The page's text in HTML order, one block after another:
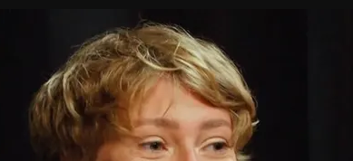
Открыть приложение